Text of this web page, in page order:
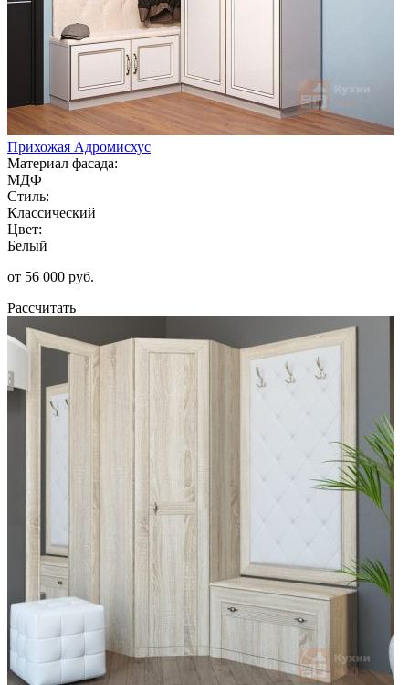
Прихожая Адромисхус
Материал фасада:
МДФ
Стиль:
Классический
Цвет:
Белый
от 56 000 руб.
Рассчитать